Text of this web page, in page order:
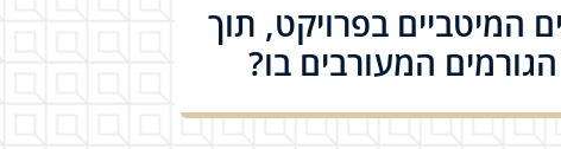
המיטביים בפרויקט, תוך
המעורבים בו?